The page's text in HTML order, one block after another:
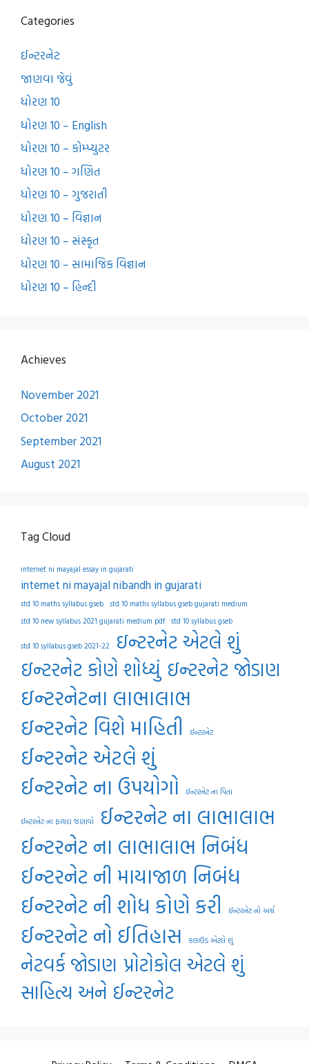
Categories
ઈન્ટરનેટ
જાણવા જેવું
ધોરણ 10
ધોરણ 10 – English
ધોરણ 10 – કોમ્પ્યુટર
ધોરણ 10 – ગણિત
ધોરણ 10 – ગુજરાતી
ધોરણ 10 – વિજ્ઞાન
ધોરણ 10 – સંસ્કૃત
ધોરણ 10 – સામાજિક વિજ્ઞાન
ધોરણ 10 – હિન્દી
Achieves
November 2021
October 2021
September 2021
August 2021
Tag Cloud
internet ni mayajal essay in gujarati
internet ni mayajal nibandh in gujarati
std 10 maths syllabus gseb std 10 maths syllabus gseb gujarati medium
std 10 new syllabus 2021 gujarati medium pdf std 10 syllabus gseb
std 10 syllabus gseb 2021-22
ઇન્ટરનેટ એટલે શું
ઇન્ટરનેટ કોણે શોધ્યું ઇન્ટરનેટ જોડાણ
ઇન્ટરનેટના લાભાલાભ
ઇન્ટરનેટ વિશે માહિતી
ઈન્ટરનેટ
ઈન્ટરનેટ એટલે શું
ઈન્ટરનેટ ના ઉપયોગો
ઈન્ટરનેટ ના પિતા
ઈન્ટરનેટ ના ફાયદા જણાવો
ઈન્ટરનેટ ના લાભાલાભ
ઈન્ટરનેટ ના લાભાલાભ નિબંધ
ઈન્ટરનેટ ની માયાજાળ નિબંધ
ઈન્ટરનેટ ની શોધ કોણે કરી
ઈન્ટરનેટ નો અર્થ
ઈન્ટરનેટ નો ઈતિહાસ કલાઉડ એટલે શું
નેટવર્ક જોડાણ પ્રોટોકોલ એટલે શું
સાહિત્ય અને ઈન્ટરનેટ